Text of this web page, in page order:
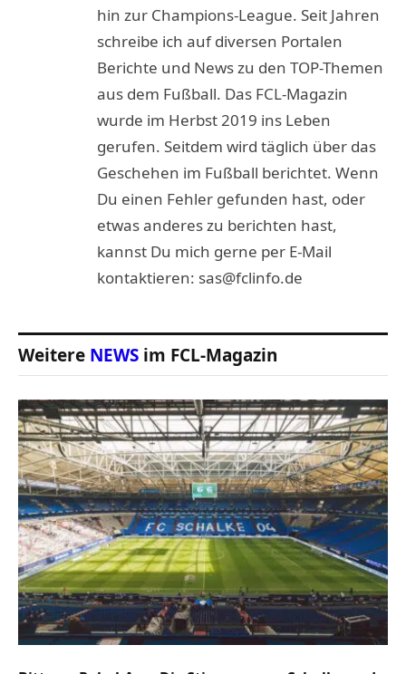
hin zur Champions-League. Seit Jahren
schreibe ich auf diversen Portalen
Berichte und News zu den TOP-Themen
aus dem Fußball. Das FCL-Magazin
wurde im Herbst 2019 ins Leben
gerufen. Seitdem wird täglich über das
Geschehen im Fußball berichtet. Wenn
Du einen Fehler gefunden hast, oder
etwas anderes zu berichten hast,
kannst Du mich gerne per E-Mail
kontaktieren: sas@fclinfo.de
Weitere NEWS im FCL-Magazin